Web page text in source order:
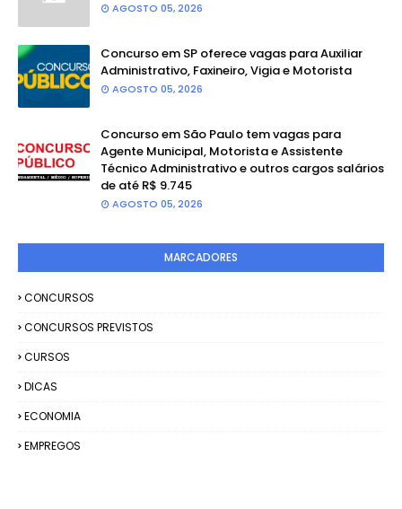
AGOSTO 05, 2026
Concurso em SP oferece vagas para Auxiliar
Administrativo, Faxineiro, Vigia e Motorista
AGOSTO 05, 2026
Concurso em São Paulo tem vagas para
Agente Municipal, Motorista e Assistente
Técnico Administrativo e outros cargos salários
de até R$ 9.745
AGOSTO 05, 2026
MARCADORES
CONCURSOS
CONCURSOS PREVISTOS
CURSOS
DICAS
ECONOMIA
EMPREGOS